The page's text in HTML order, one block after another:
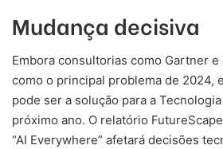
Mudança decisiva
Embora consultorias como Gartner e
como o principal problema de 2024,
pode ser a solução para a
próximo ano. O relatório
“AI Everywhere” afetará decisões